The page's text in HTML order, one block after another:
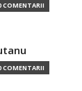
COMENTARII
COMENTARII